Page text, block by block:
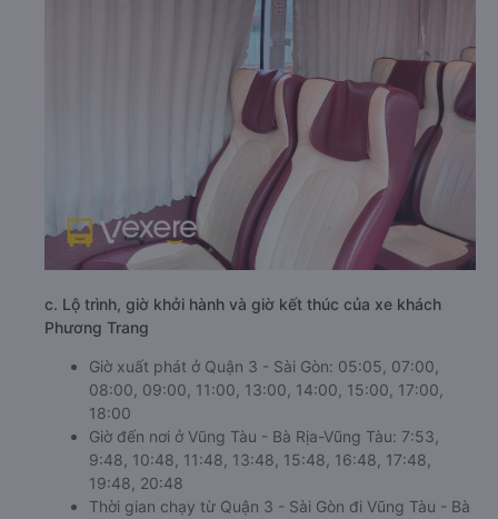
c. Lộ trình, giờ khởi hành và giờ kết thúc của xe khách
Phương Trang
Giờ xuất phát ở Quận 3 - Sài Gòn: 05:05, 07:00,
08:00, 09:00, 11:00, 13:00, 14:00, 15:00, 17:00,
18:00
Giờ đến nơi ở Vũng Tàu - Bà Rịa-Vũng Tàu: 7:53,
9:48, 10:48, 11:48, 13:48, 15:48, 16:48, 17:48,
19:48, 20:48
Thời gian chạy từ Quận 3 - Sài Gòn đi Vũng Tàu - Bà